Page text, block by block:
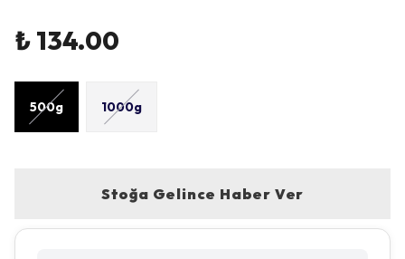
₺ 134.00
500g 1000g
Stoğa Gelince Haber Ver